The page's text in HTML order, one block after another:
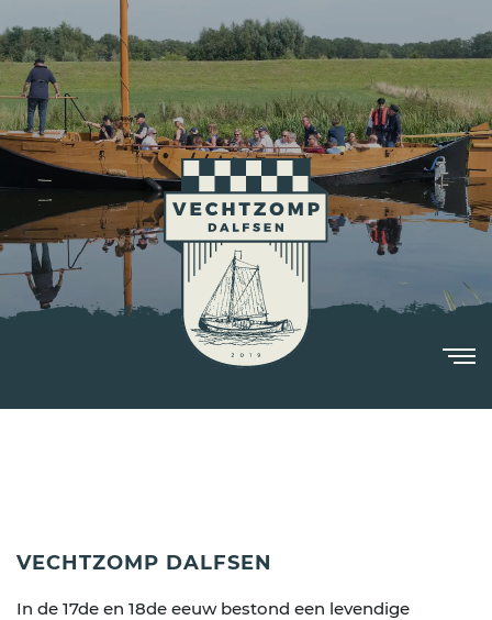
VECHTZOMP DALFSEN
In de 17de en 18de eeuw bestond een levendige